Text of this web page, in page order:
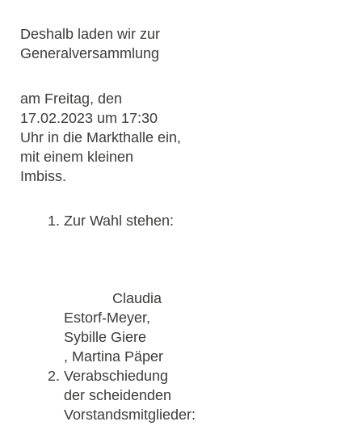
Deshalb laden wir zur
Generalversammlung
am Freitag, den
17.02.2023 um 17:30
Uhr in die Markthalle ein,
mit einem kleinen
Imbiss.
Zur Wahl stehen:
Claudia
Estorf-Meyer,
Sybille Giere
, Martina Päper
Verabschiedung
der scheidenden
Vorstandsmitglieder: